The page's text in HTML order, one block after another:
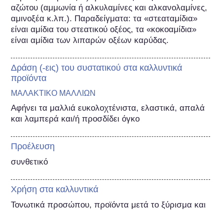
αζώτου (αμμωνία ή αλκυλαμίνες και αλκανολαμίνες,
αμινοξέα κ.λπ.). Παραδείγματα: τα «στεαταμίδια»
είναι αμίδια του στεατικού οξέος, τα «κοκοαμίδια»
είναι αμίδια των λιπαρών οξέων καρύδας.
Δράση (-εις) του συστατικού στα καλλυντικά
προϊόντα
ΜΑΛΑΚΤΙΚΟ ΜΑΛΛΙΩΝ
Αφήνει τα μαλλιά ευκολοχτένιστα, ελαστικά, απαλά
και λαμπερά και/ή προσδίδει όγκο
Προέλευση
συνθετικό
Χρήση στα καλλυντικά
Τονωτικά προσώπου, προϊόντα μετά το ξύρισμα και